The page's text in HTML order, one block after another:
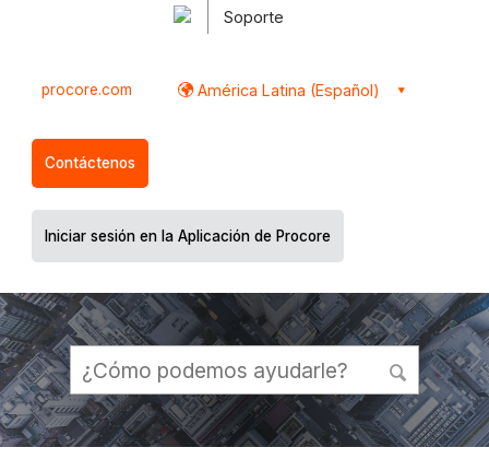
Soporte
procore.com América Latina (Español)
Contáctenos
Iniciar sesión en la Aplicación de Procore